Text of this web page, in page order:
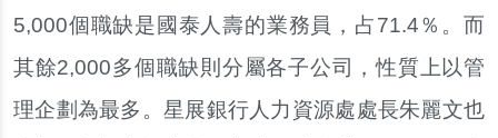
5,000個職缺是國泰人壽的業務員，占71.4％。而
其餘2,000多個職缺則分屬各子公司，性質上以管
理企劃為最多。星展銀行人力資源處處長朱麗文也